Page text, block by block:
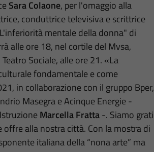
Sara Colaone, per l'omaggio alla
conduttrice televisiva e scrittrice
mentale della donna" di
alle ore 18, nel cortile del Mvsa,
Sociale, alle ore 21. «La
fondamentale e come
in collaborazione con il gruppo Bper,
Masegra e Acinque Energie -
Marcella Fratta-. Siamo grati
offre alla nostra città. Con la mostra di
italiana della “nona arte” ma